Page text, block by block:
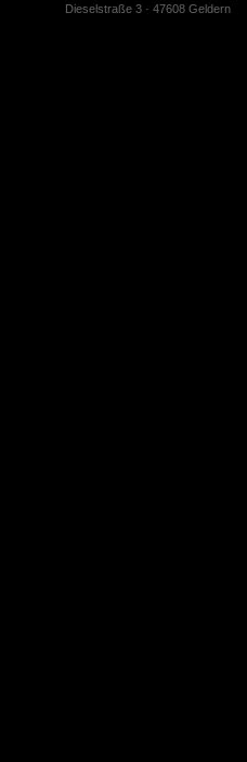
Dieselstraße 3 · 47608 Geldern